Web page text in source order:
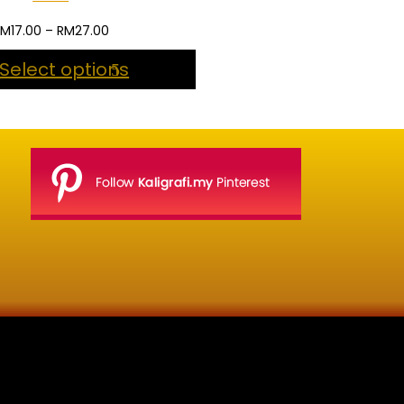
17.00 – RM27.00Price
range:
RM17.00
through
Select options